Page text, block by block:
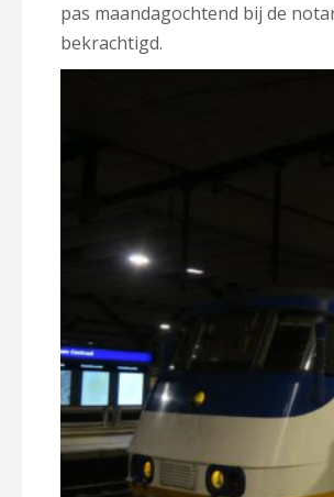
pas maandagochtend bij de
bekrachtigd.